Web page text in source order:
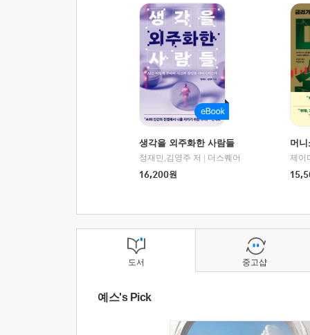
생각을 외주화한 사람들
정재민,김영주 저
더스퀘어
16,200원
머
도서
예스's Pick
중고샵